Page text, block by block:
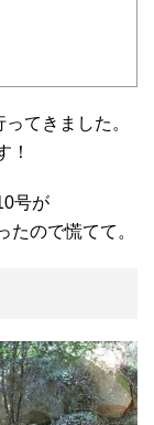
ってきました。
！
号が
ので慌てて。